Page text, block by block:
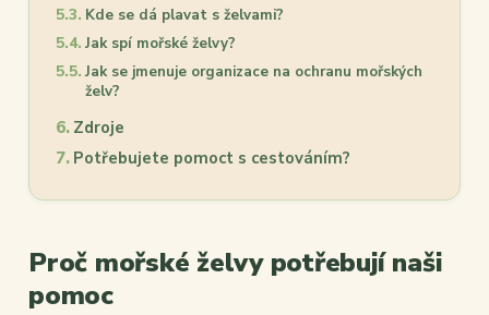
Kde se dá plavat s želvami?
Jak spí mořské želvy?
Jak se jmenuje organizace na ochranu mořských
želv?
Zdroje
Potřebujete pomoct s cestováním?
Proč mořské želvy potřebují naši
pomoc